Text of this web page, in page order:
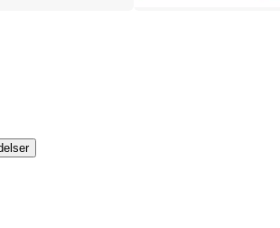
af Bazaarvoice og er i
i form af produkt- og stjernevurderinger er